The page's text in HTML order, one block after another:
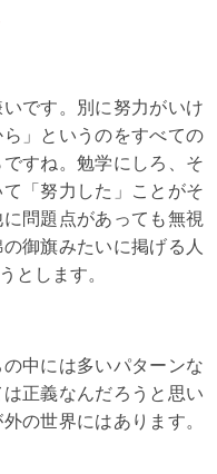
です。別に努力がいけ
」というのをすべての
すね。勉学にしろ、そ
「努力した」ことがそ
問題点があっても無視
御旗みたいに掲げる人
とします。
中には多いパターンな
正義なんだろうと思い
の世界にはあります。